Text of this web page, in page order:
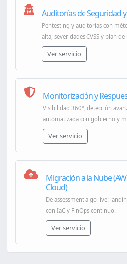
Auditorías de Seguridad
Pentesting y auditorías con
alta, severidades CVSS y plan
Ver servicio
Monitorización y
Visibilidad 360°, detección
automatizada con gobierno y
Ver servicio
Migración a la Nube
Cloud)
De assessment a go live:
con IaC y FinOps continuo.
Ver servicio